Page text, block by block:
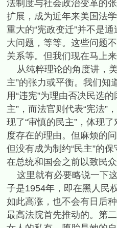
法制度与社会政治变革的
扩展，成为近年来美国法
重大的“宪政变迁”并不是
大问题，等等。这些问题
关系等。但我们现在马上
从纯粹理论的角度讲，美
主”的张力或平衡。我们知
用“违宪”为理由否决民选
主”，而法官则代表“宪法”
现了“审慎的民主”，体现
度存在的理由。但麻烦的
但没有成为制约“民主”的
在总统和国会之前以致民
这里就有必要略说一下这
子是1954年，即在黑人民
如此高涨，也不会有日后
最高法院首先推动的。第